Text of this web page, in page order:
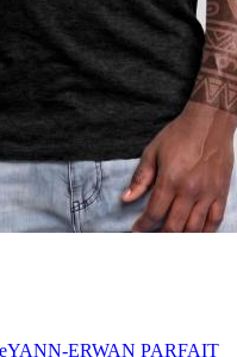
YANN-ERWAN PARFAIT